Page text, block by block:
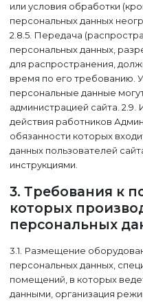
или условия обработки
персональных данных
2.8.5. Передача
персональных данных,
для распространения,
время по его требованию.
персональные данные
администрацией сайта.
действия работников
обязанности которых
данных пользователей
инструкциями.
3. Требования к
которых
персональных
3.1. Размещение
персональных данных,
помещений, в которых
данными, организация